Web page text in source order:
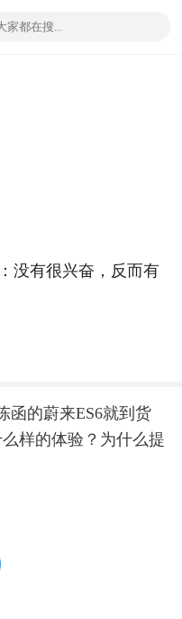
没有很兴奋，反而有
函的蔚来ES6就到货
样的体验？为什么提